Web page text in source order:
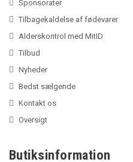
Sponsorater
Tilbagekaldelse af fødevarer
Alderskontrol med MitID
Tilbud
Nyheder
Bedst sælgende
Kontakt os
Oversigt
Butiksinformation